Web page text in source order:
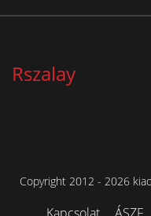
Rszalay
Copyright 2012 - 2026